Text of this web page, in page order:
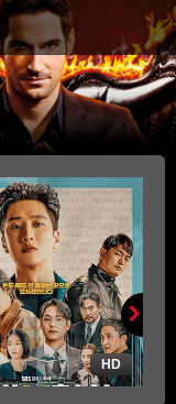
HD